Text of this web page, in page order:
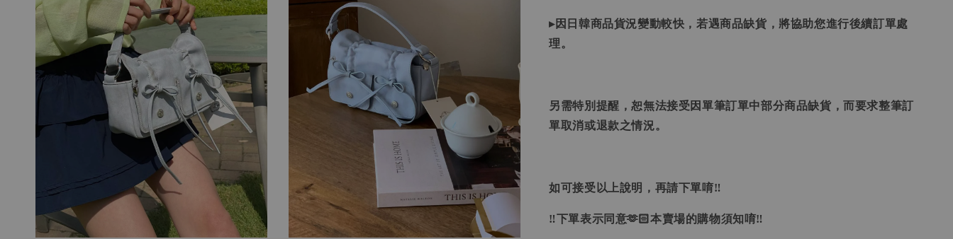
▸因日韓商品貨況變動較快，若遇商品缺貨，將協助您進行後續訂單處
理。
另需特別提醒，恕無法接受因單筆訂單中部分商品缺貨，而要求整筆訂
單取消或退款之情況。
如可接受以上說明，再請下單唷‼
‼下單表示同意🫶🏻本賣場的購物須知唷‼